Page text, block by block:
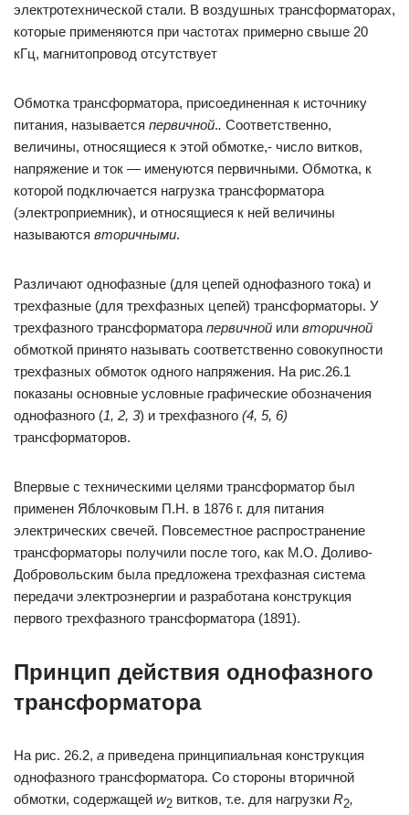
электротехнической стали. В воздушных трансформаторах,
которые применяются при частотах примерно свыше 20
кГц, магнитопровод отсутствует
Обмотка трансформатора, присоединенная к источнику
питания, называется первичной.. Соответственно,
величины, относящиеся к этой обмотке,- число витков,
напряжение и ток — именуются первичными. Обмотка, к
которой подключается нагрузка трансформатора
(электроприемник), и относящиеся к ней величины
называются вторичными.
Различают однофазные (для цепей однофазного тока) и
трехфазные (для трехфазных цепей) трансформаторы. У
трехфазного трансформатора первичной или вторичной
обмоткой принято называть соответственно совокупности
трехфазных обмоток одного напряжения. На рис.26.1
показаны основные условные графические обозначения
однофазного (1, 2, 3) и трехфазного (4, 5, 6)
трансформаторов.
Впервые с техническими целями трансформатор был
применен Яблочковым П.Н. в 1876 г. для питания
электрических свечей. Повсеместное распространение
трансформаторы получили после того, как М.О. Доливо-
Добровольским была предложена трехфазная система
передачи электроэнергии и разработана конструкция
первого трехфазного трансформатора (1891).
Принцип действия однофазного
трансформатора
На рис. 26.2, а приведена принципиальная конструкция
однофазного трансформатора. Со стороны вторичной
обмотки, содержащей w2 витков, т.е. для нагрузки R2,